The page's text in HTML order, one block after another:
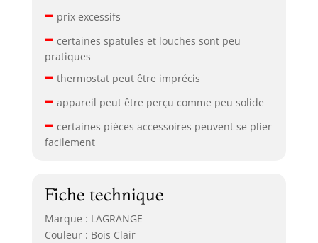
– prix excessifs
– certaines spatules et louches sont peu
pratiques
– thermostat peut être imprécis
– appareil peut être perçu comme peu solide
– certaines pièces accessoires peuvent se plier
facilement
Fiche technique
Marque : LAGRANGE
Couleur : Bois Clair